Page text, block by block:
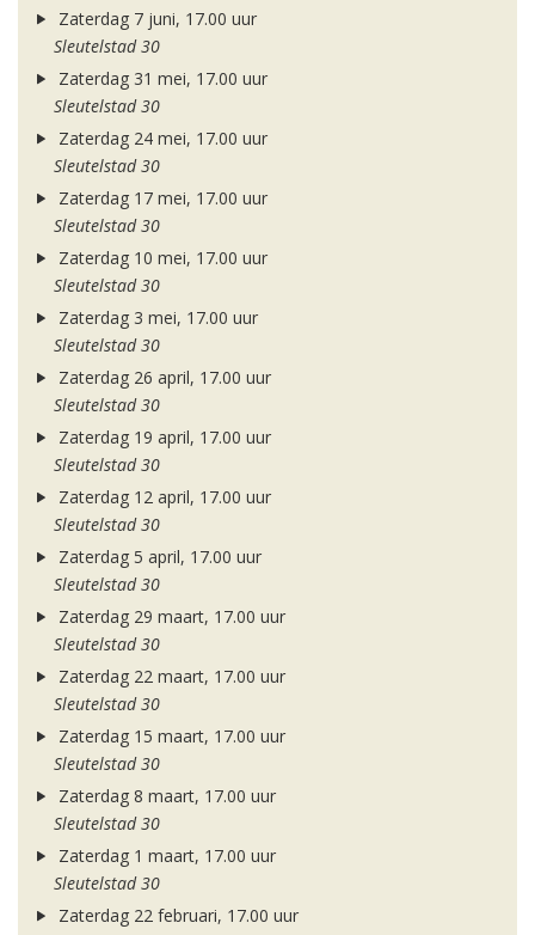
Zaterdag 7 juni, 17.00 uur
Sleutelstad 30
Zaterdag 31 mei, 17.00 uur
Sleutelstad 30
Zaterdag 24 mei, 17.00 uur
Sleutelstad 30
Zaterdag 17 mei, 17.00 uur
Sleutelstad 30
Zaterdag 10 mei, 17.00 uur
Sleutelstad 30
Zaterdag 3 mei, 17.00 uur
Sleutelstad 30
Zaterdag 26 april, 17.00 uur
Sleutelstad 30
Zaterdag 19 april, 17.00 uur
Sleutelstad 30
Zaterdag 12 april, 17.00 uur
Sleutelstad 30
Zaterdag 5 april, 17.00 uur
Sleutelstad 30
Zaterdag 29 maart, 17.00 uur
Sleutelstad 30
Zaterdag 22 maart, 17.00 uur
Sleutelstad 30
Zaterdag 15 maart, 17.00 uur
Sleutelstad 30
Zaterdag 8 maart, 17.00 uur
Sleutelstad 30
Zaterdag 1 maart, 17.00 uur
Sleutelstad 30
Zaterdag 22 februari, 17.00 uur